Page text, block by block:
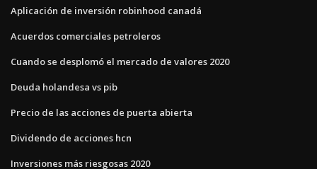
Aplicación de inversión robinhood canadá
Acuerdos comerciales petroleros
Cuando se desplomó el mercado de valores 2020
Deuda holandesa vs pib
Precio de las acciones de puerta abierta
Dividendo de acciones hcn
Inversiones más riesgosas 2020